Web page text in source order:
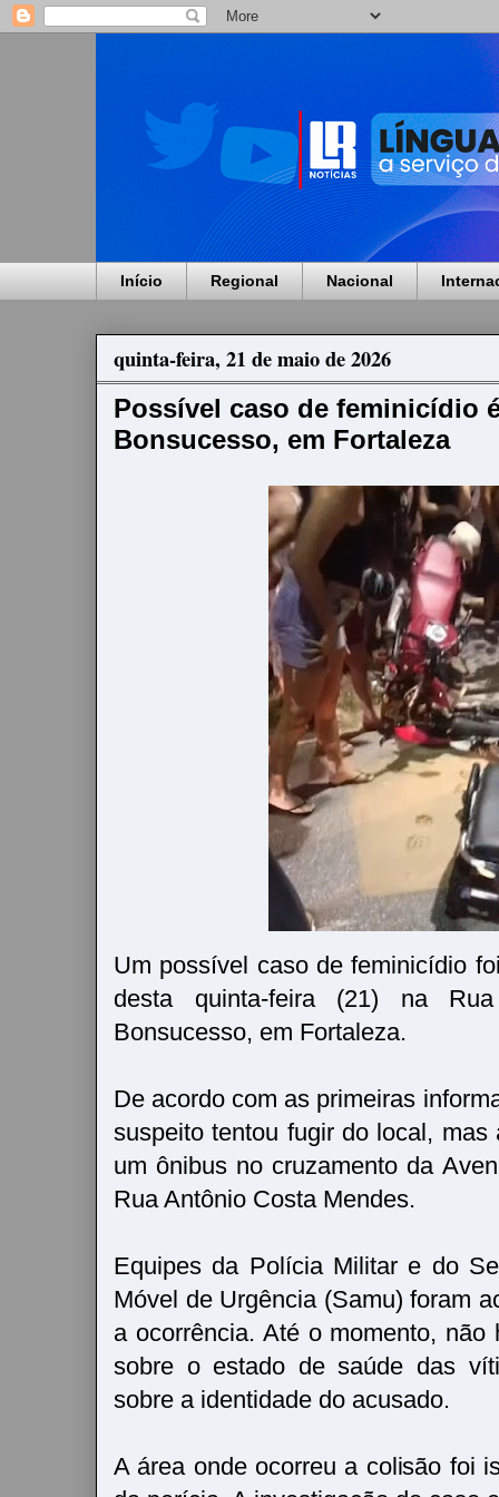
Início Regional Nacional
quinta-feira, 21 de maio de 2026
Possível caso de feminicídio
Bonsucesso, em Fortaleza
Um possível caso de feminicídio
desta quinta-feira (21) na
Bonsucesso, em Fortaleza.
De acordo com as primeiras
suspeito tentou fugir do local, mas
um ônibus no cruzamento da
Rua Antônio Costa Mendes.
Equipes da Polícia Militar e do
Móvel de Urgência (Samu) foram
a ocorrência. Até o momento, não
sobre o estado de saúde das
sobre a identidade do acusado.
A área onde ocorreu a colisão foi